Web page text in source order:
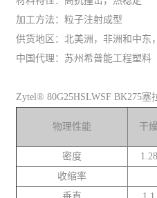
加工方法：粒子注射成型
供货地区：北美洲，非洲和中东
中国代理：苏州希普能工程塑料
Zytel® 80G25HSLWSF BK275塞
物理性能 干燥
密度 1.28
收缩率